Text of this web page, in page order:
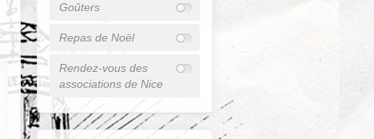
Goûters
Repas de Noël
Rendez-vous des
associations de Nice